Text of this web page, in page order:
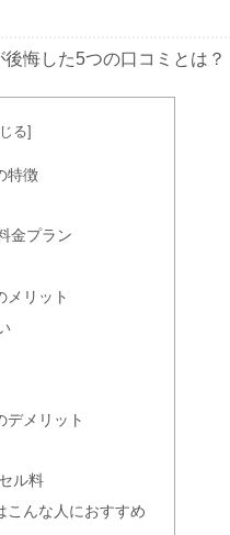
悔した5つの口コミとは？
嫁に人気の箇所まとめ
での評判をまとめてみた
・新宿院の評判は？
特徴
金プラン
メリット
デメリット
ル料
こんな人におすすめ